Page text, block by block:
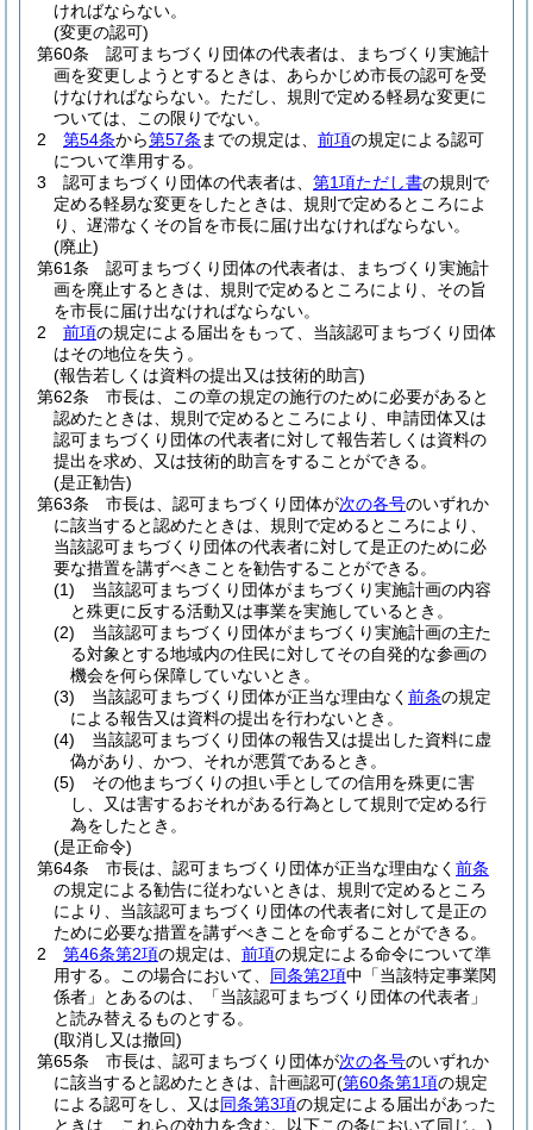
ければならない。
(変更の認可)
第60条
認可まちづくり団体の代表者は、まちづくり実施計
画を変更しようとするときは、あらかじめ市長の認可を受
けなければならない。 ただし、規則で定める軽易な変更に
ついては、この限りでない。
2
第54条から第57条 までの規定は、 前項の規定による認可
について準用する。
3
認可まちづくり団体の代表者は、 第1項ただし書の規則で
定める軽易な変更をしたときは、規則で定めるところによ
り、遅滞なくその旨を市長に届け出なければならない。
(廃止)
第61条
認可まちづくり団体の代表者は、まちづくり実施計
画を廃止するときは、規則で定めるところにより、その旨
を市長に届け出なければならない。
2
前項の規定による届出をもって、当該認可まちづくり団体
はその地位を失う。
(報告若しくは資料の提出又は技術的助言)
第62条
市長は、この章の規定の施行のために必要があると
認めたときは、規則で定めるところにより、申請団体又は
認可まちづくり団体の代表者に対して報告若しくは資料の
提出を求め、又は技術的助言をすることができる。
(是正勧告)
第63条
市長は、認可まちづくり団体が次の各号のいずれか
に該当すると認めたときは、規則で定めるところにより、
当該認可まちづくり団体の代表者に対して是正のために必
要な措置を講ずべきことを勧告することができる。
(1)
当該認可まちづくり団体がまちづくり実施計画の内容
と殊更に反する活動又は事業を実施しているとき。
(2)
当該認可まちづくり団体がまちづくり実施計画の主た
る対象とする地域内の住民に対してその自発的な参画の
機会を何ら保障していないとき。
(3)
当該認可まちづくり団体が正当な理由なく 前条の規定
による報告又は資料の提出を行わないとき。
(4)
当該認可まちづくり団体の報告又は提出した資料に虚
偽があり、かつ、それが悪質であるとき。
(5)
その他まちづくりの担い手としての信用を殊更に害
し、又は害するおそれがある行為として規則で定める行
為をしたとき。
(是正命令)
第64条
市長は、認可まちづくり団体が正当な理由なく 前条
の規定による勧告に従わないときは、規則で定めるところ
により、当該認可まちづくり団体の代表者に対して是正の
ために必要な措置を講ずべきことを命ずることができる。
2
第46条第2項の規定は、 前項の規定による命令について準
用する。
この場合において、 同条第2項中「当該特定事業関
係者」とあるのは、「当該認可まちづくり団体の代表者」
と読み替えるものとする。
(取消し又は撤回)
第65条
市長は、認可まちづくり団体が次の各号のいずれか
に該当すると認めたときは、計画認可(第60条第1項の規定
による認可をし、又は同条第3項の規定による届出があった
ときは、これらの効力を含む。以下この条において同じ。)